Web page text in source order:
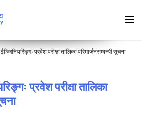
प्रवेश परीक्षा तालिका परिमार्जनसम्बन्धी सूचना
प्रवेश परीक्षा तालिका